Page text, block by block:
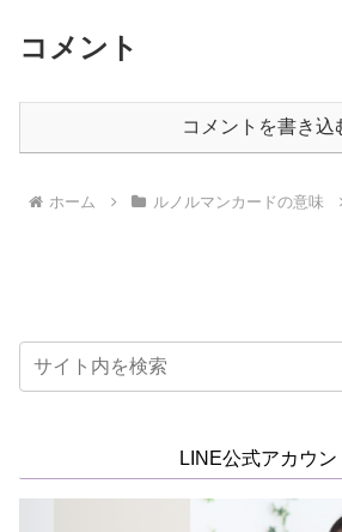
コメント
コメントを書き込
ホーム ルノルマンカードの意味
LINE公式アカウン